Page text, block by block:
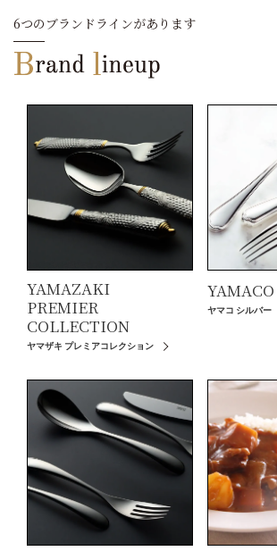
6つのブランドラインがあります
YAMAZAKI
PREMIER
COLLECTION
ヤマザキ プレミアコレクション
YAMACO
ヤマコ シルバー